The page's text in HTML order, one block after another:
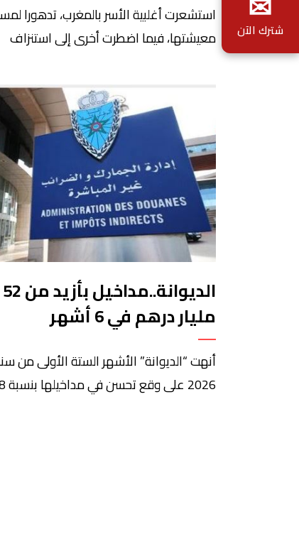
استشعرت أغلبية الأسر بالمغرب، تدهورا
معيشتها، فيما اضطرت أخرى إلى استنزاف
بالاستحقاقات المعيشية. جاء ذلك في آخر
للمندوبية السامية للتخطيط، حول الظرفية لدى
الأسر، مسجلا في الوقت ذاته، انخفاض
مقارنة مع الفصل الذي سبقه، لكن […]
الديوانة..مداخيل بأزيد من 52
مليار درهم في 6 أشهر
أنهت “الديوانة” الأشهر الستة الأولى من
المطبقة على المنتجات الطاقية. في
شترك الآن